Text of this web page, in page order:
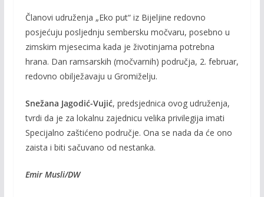
Članovi udruženja „Eko put“ iz Bijeljine redovno
posjećuju posljednju sembersku močvaru, posebno u
zimskim mjesecima kada je životinjama potrebna
hrana. Dan ramsarskih (močvarnih) područja, 2. februar,
redovno obilježavaju u Gromiželju.
Snežana Jagodić-Vujić, predsjednica ovog udruženja,
tvrdi da je za lokalnu zajednicu velika privilegija imati
Specijalno zaštićeno područje. Ona se nada da će ono
zaista i biti sačuvano od nestanka.
Emir Musli/DW